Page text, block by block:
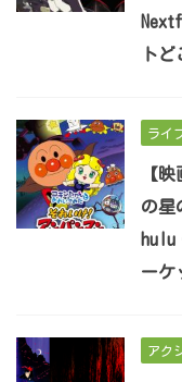
ト
ライ
【
の星
hulu
ーケ
アク